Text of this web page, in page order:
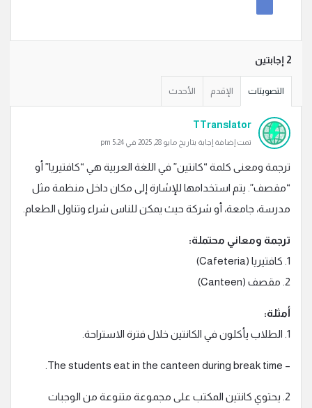
‫2 إجابتين
التصويتات الإقدم الأحدث
TTranslator
تمت إضافة إجابة بتاريخ مايو 28, 2025 في 5:24 pm
ترجمة ومعنى كلمة “كانتين” في اللغة العربية هي “كافتيريا” أو
“مقصف”. يتم استخدامها للإشارة إلى مكان داخل منظمة مثل
مدرسة، جامعة، أو شركة حيث يمكن للناس شراء وتناول الطعام.
ترجمة ومعاني محتملة:
1. كافتيريا (Cafeteria)
2. مقصف (Canteen)
أمثلة:
1. الطلاب يأكلون في الكانتين خلال فترة الاستراحة.
– The students eat in the canteen during break time.
2. يحتوي كانتين المكتب على مجموعة متنوعة من الوجبات